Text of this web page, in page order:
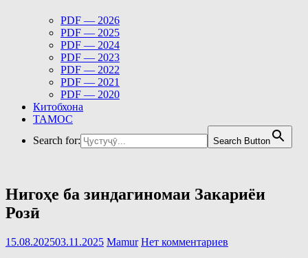
PDF — 2026
PDF — 2025
PDF — 2024
PDF — 2023
PDF — 2022
PDF — 2021
PDF — 2020
Китобхона
ТАМОС
Search for:
Search Button
Нигоҳе ба зиндагиномаи Закариёи
Розӣ
15.08.202503.11.2025 Mamur Нет комментариев